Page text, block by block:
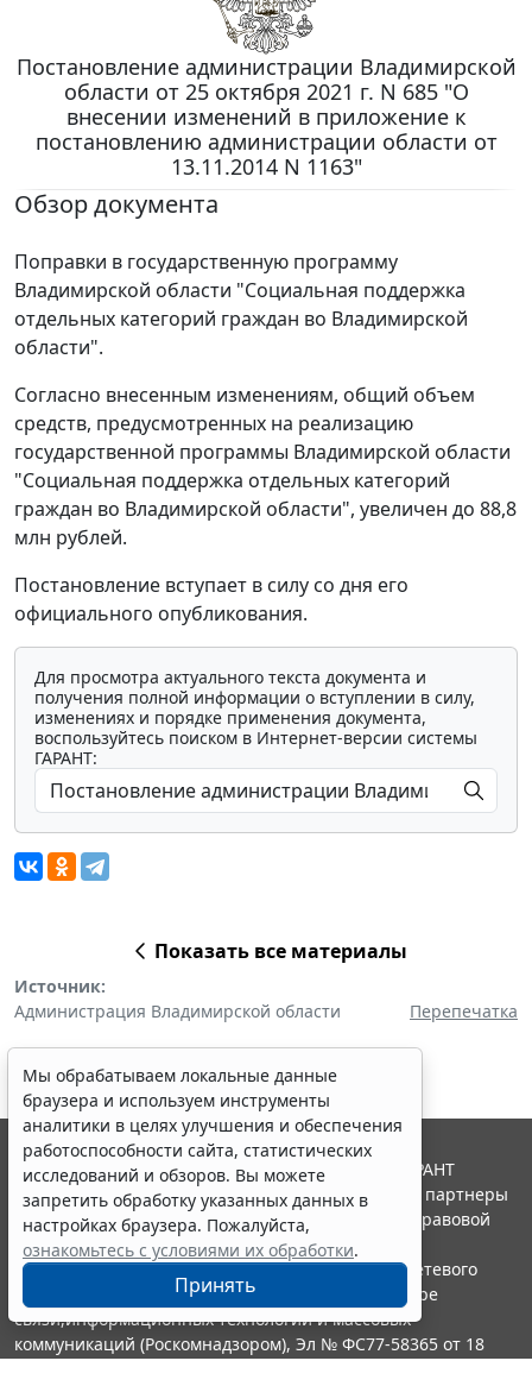
Постановление администрации Владимирской
области от 25 октября 2021 г. N 685 "О
внесении изменений в приложение к
постановлению администрации области от
13.11.2014 N 1163"
Обзор документа
Поправки в государственную программу
Владимирской области "Социальная поддержка
отдельных категорий граждан во Владимирской
области".
Согласно внесенным изменениям, общий объем
средств, предусмотренных на реализацию
государственной программы Владимирской области
"Социальная поддержка отдельных категорий
граждан во Владимирской области", увеличен до 88,8
млн рублей.
Постановление вступает в силу со дня его
официального опубликования.
Для просмотра актуального текста документа и
получения полной информации о вступлении в силу,
изменениях и порядке применения документа,
воспользуйтесь поиском в Интернет-версии системы
ГАРАНТ:
Показать все материалы
Источник:
Администрация Владимирской области
Перепечатка
Мы обрабатываем локальные данные
браузера и используем инструменты
аналитики в целях улучшения и обеспечения
работоспособности сайта, статистических
исследований и обзоров. Вы можете
запретить обработку указанных данных в
настройках браузера. Пожалуйста,
ознакомьтесь с условиями их обработки.
Принять
© ООО "НПП "ГАРАНТ-СЕРВИС", 2026. Система ГАРАНТ
выпускается с 1990 года. Компания "Гарант" и ее партнеры
являются участниками Российской ассоциации правовой
информации ГАРАНТ.
Портал ГАРАНТ.РУ зарегистрирован в качестве сетевого
издания Федеральной службой по надзору в сфере
связи,информационных технологий и массовых
коммуникаций (Роскомнадзором), Эл № ФС77-58365 от 18